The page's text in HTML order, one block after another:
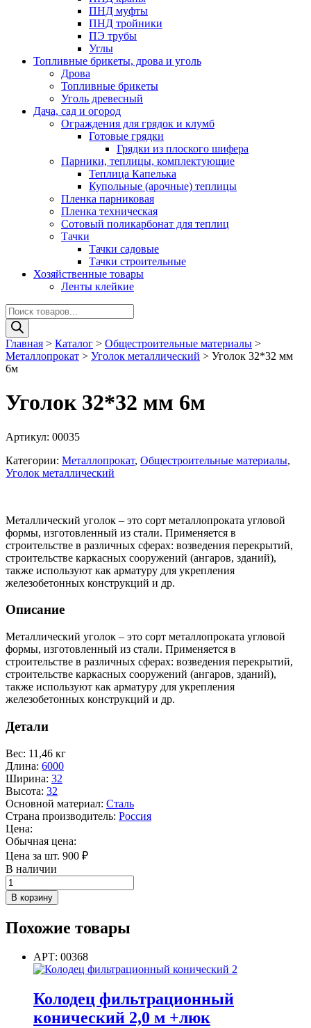
ПНД муфты
ПНД тройники
ПЭ трубы
Углы
Топливные брикеты, дрова и уголь
Дрова
Топливные брикеты
Уголь древесный
Дача, сад и огород
Ограждения для грядок и клумб
Готовые грядки
Грядки из плоского шифера
Парники, теплицы, комплектующие
Теплица Капелька
Купольные (арочные) теплицы
Пленка парниковая
Пленка техническая
Сотовый поликарбонат для теплиц
Тачки
Тачки садовые
Тачки строительные
Хозяйственные товары
Ленты клейкие
Поиск
товаров
Главная > Каталог > Общестроительные материалы >
Металлопрокат > Уголок металлический > Уголок 32*32 мм
6м
Уголок 32*32 мм 6м
Артикул: 00035
Категории: Металлопрокат, Общестроительные материалы,
Уголок металлический
Металлический уголок – это сорт металлопроката угловой
формы, изготовленный из стали. Применяется в
строительстве в различных сферах: возведения перекрытий,
строительстве каркасных сооружений (ангаров, зданий),
также используют как арматуру для укрепления
железобетонных конструкций и др.
Описание
Металлический уголок – это сорт металлопроката угловой
формы, изготовленный из стали. Применяется в
строительстве в различных сферах: возведения перекрытий,
строительстве каркасных сооружений (ангаров, зданий),
также используют как арматуру для укрепления
железобетонных конструкций и др.
Детали
Вес: 11,46 кг
Длина: 6000
Ширина: 32
Высота: 32
Основной материал: Сталь
Страна производитель: Россия
Цена:
Обычная цена:
Цена за шт. 900 ₽
В наличии
Количество
товара
Уголок
мм
В корзину
Похожие товары
АРТ: 00368
Колодец фильтрационный
конический 2,0 м +люк